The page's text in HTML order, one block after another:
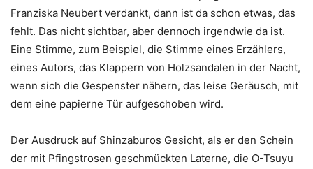
Franziska Neubert verdankt, dann ist da schon etwas, das
fehlt. Das nicht sichtbar, aber dennoch irgendwie da ist.
Eine Stimme, zum Beispiel, die Stimme eines Erzählers,
eines Autors, das Klappern von Holzsandalen in der Nacht,
wenn sich die Gespenster nähern, das leise Geräusch, mit
dem eine papierne Tür aufgeschoben wird.
Der Ausdruck auf Shinzaburos Gesicht, als er den Schein
der mit Pfingstrosen geschmückten Laterne, die O-Tsuyu